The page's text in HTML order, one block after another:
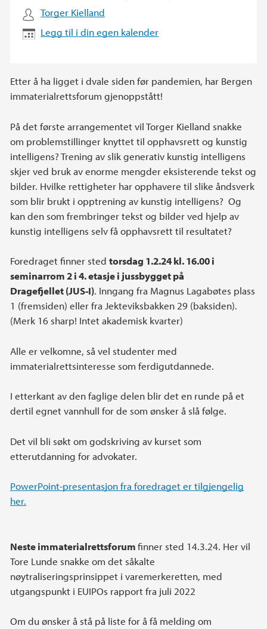
Torger Kielland
Legg til i din egen kalender
Etter å ha ligget i dvale siden før pandemien, har Bergen
immaterialrettsforum gjenoppstått!
På det første arrangementet vil Torger Kielland snakke
om problemstillinger knyttet til opphavsrett og kunstig
intelligens? Trening av slik generativ kunstig intelligens
skjer ved bruk av enorme mengder eksisterende tekst og
bilder. Hvilke rettigheter har opphavere til slike åndsverk
som blir brukt i opptrening av kunstig intelligens? Og
kan den som frembringer tekst og bilder ved hjelp av
kunstig intelligens selv få opphavsrett til resultatet?
Foredraget finner sted torsdag 1.2.24 kl. 16.00 i
seminarrom 2 i 4. etasje i jussbygget på
Dragefjellet (JUS-I). Inngang fra Magnus Lagabøtes plass
1 (fremsiden) eller fra Jekteviksbakken 29 (baksiden).
(Merk 16 sharp! Intet akademisk kvarter)
Alle er velkomne, så vel studenter med
immaterialrettsinteresse som ferdigutdannede.
I etterkant av den faglige delen blir det en runde på et
dertil egnet vannhull for de som ønsker å slå følge.
Det vil bli søkt om godskriving av kurset som
etterutdanning for advokater.
PowerPoint-presentasjon fra foredraget er tilgjengelig
her.
Neste immaterialrettsforumfinner sted 14.3.24. Her vil
Tore Lunde snakke om det såkalte
nøytraliseringsprinsippet i varemerkeretten, med
utgangspunkt i EUIPOs rapport fra juli 2022
Om du ønsker å stå på liste for å få melding om